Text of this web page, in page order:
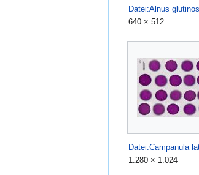
640 × 512
1.280 × 1.024